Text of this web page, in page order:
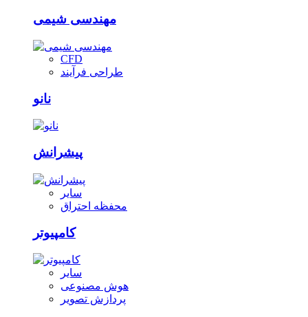
مهندسی شیمی
CFD
طراحی فرآیند
نانو
پیشرانش
سایر
محفظه احتراق
کامپیوتر
سایر
هوش مصنوعی
پردازش تصویر